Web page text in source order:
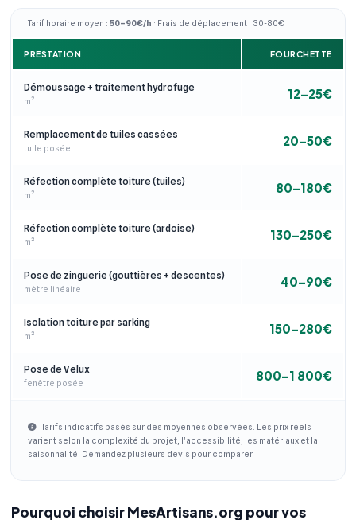
Tarif horaire moyen : 50–90€/h · Frais de déplacement : 30-80€
PRESTATION FOURCHETTE
Démoussage + traitement hydrofuge
m² 12–25€
Remplacement de tuiles cassées
tuile posée 20–50€
Réfection complète toiture (tuiles)
m² 80–180€
Réfection complète toiture (ardoise)
m² 130–250€
Pose de zinguerie (gouttières + descentes)
mètre linéaire 40–90€
Isolation toiture par sarking
m² 150–280€
Pose de Velux
fenêtre posée 800–1 800€
Tarifs indicatifs basés sur des moyennes observées. Les prix réels
varient selon la complexité du projet, l'accessibilité, les matériaux et la
saisonnalité. Demandez plusieurs devis pour comparer.
Pourquoi choisir MesArtisans.org pour vos